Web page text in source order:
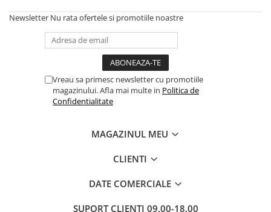
Newsletter Nu rata ofertele si promotiile noastre
Vreau sa primesc newsletter cu promotiile
magazinului. Afla mai multe in Politica de
Confidentialitate
MAGAZINUL MEU
CLIENTI
DATE COMERCIALE
SUPORT CLIENTI 09.00-18.00